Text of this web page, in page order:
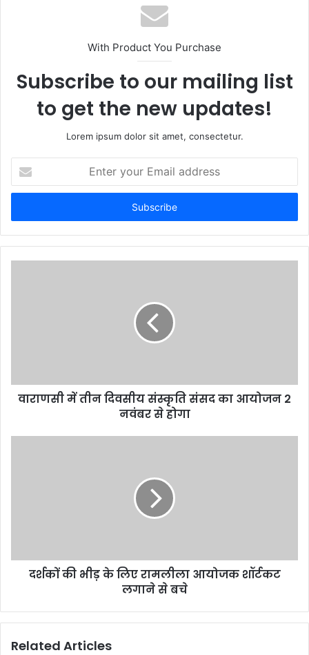
With Product You Purchase
Subscribe to our mailing list
to get the new updates!
Lorem ipsum dolor sit amet, consectetur.
your
Email
वाराणसी में तीन दिवसीय संस्कृति संसद का आयोजन 2
नवंबर से होगा
दर्शकों की भीड़ के लिए रामलीला आयोजक शॉर्टकट
लगाने से बचे
Related Articles